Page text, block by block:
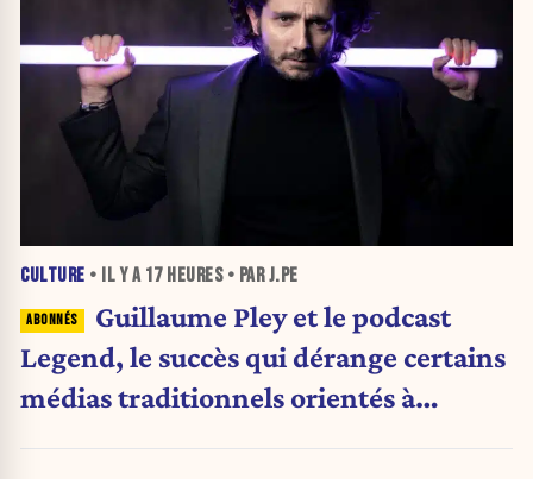
CULTURE • IL Y A 17 HEURES• PAR J.PE
Guillaume Pley et le podcast
Legend, le succès qui dérange certains
médias traditionnels orientés à